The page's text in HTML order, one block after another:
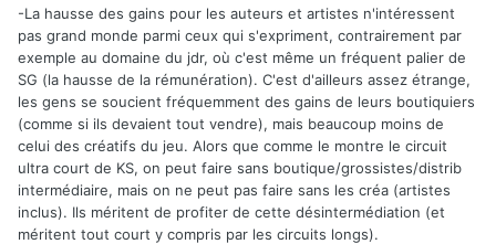
-La hausse des gains pour les auteurs et artistes n'intéressent
pas grand monde parmi ceux qui s'expriment, contrairement par
exemple au domaine du jdr, où c'est même un fréquent palier de
SG (la hausse de la rémunération). C'est d'ailleurs assez étrange,
les gens se soucient fréquemment des gains de leurs boutiquiers
(comme si ils devaient tout vendre), mais beaucoup moins de
celui des créatifs du jeu. Alors que comme le montre le circuit
ultra court de KS, on peut faire sans boutique/grossistes/distrib
intermédiaire, mais on ne peut pas faire sans les créa (artistes
inclus). Ils méritent de profiter de cette désintermédiation (et
méritent tout court y compris par les circuits longs).